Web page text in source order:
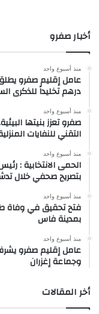
أخبار صفرو
منذ أسبوع واحد
درهم تخليداً للذكرى
منذ أسبوع واحد
صفرو تعزز بنيتها
التقني للنفايات
منذ أسبوع واحد
الحمى الانتخابية :
بتصريح صحفي خلال
منذ أسبوع واحد
فتح تحقيق في وفاة
بمدينة فاس
منذ أسبوع واحد
عامل إقليم صفرو يشرف
وجماعة إغزران
أخر المقالات